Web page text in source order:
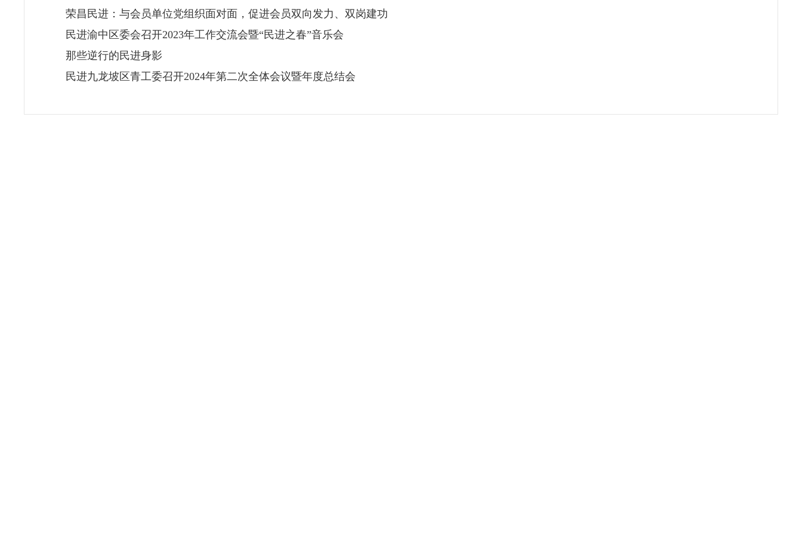
荣昌民进：与会员单位党组织面对面，促进会员双向发力、双岗建功
民进渝中区委会召开2023年工作交流会暨“民进之春”音乐会
那些逆行的民进身影
民进九龙坡区青工委召开2024年第二次全体会议暨年度总结会